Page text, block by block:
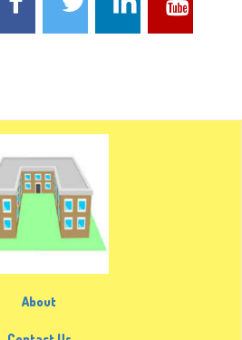
About